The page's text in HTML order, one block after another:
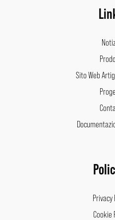
Sito Web
Privacy
Cookie